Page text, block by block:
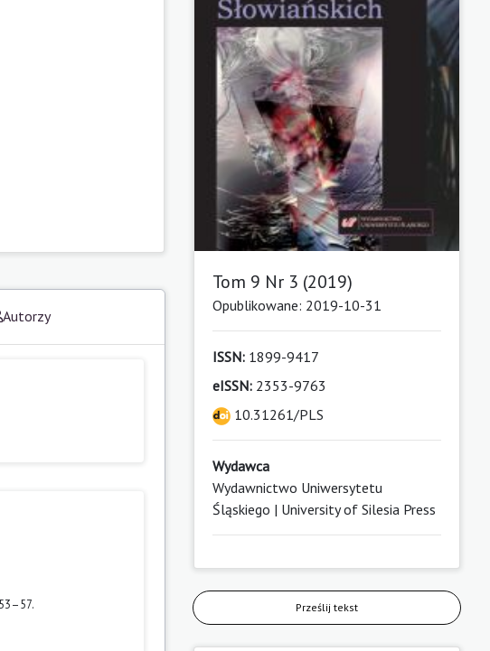
Autorzy
Tom 9 Nr 3 (2019)
Opublikowane: 2019-10-31
ISSN:1899-9417
eISSN:2353-9763
10.31261/PLS
Wydawca
Wydawnictwo Uniwersytetu
Śląskiego | University of Silesia Press
Prześlij tekst